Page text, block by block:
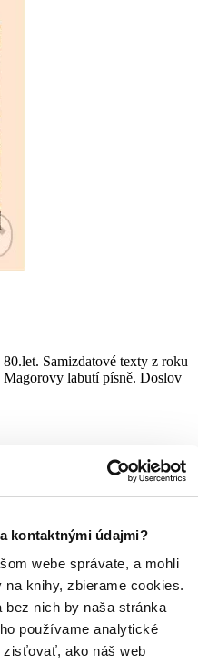
kontaktnými údajmi?
webe správate, a mohli
knihy, zbierame cookies.
bez nich by naša stránka
používame analytické
zisťovať, ako náš web
Samizdatové texty z roku
Magorovy labutí písně. Doslov
na sklade, ale zvyčajne